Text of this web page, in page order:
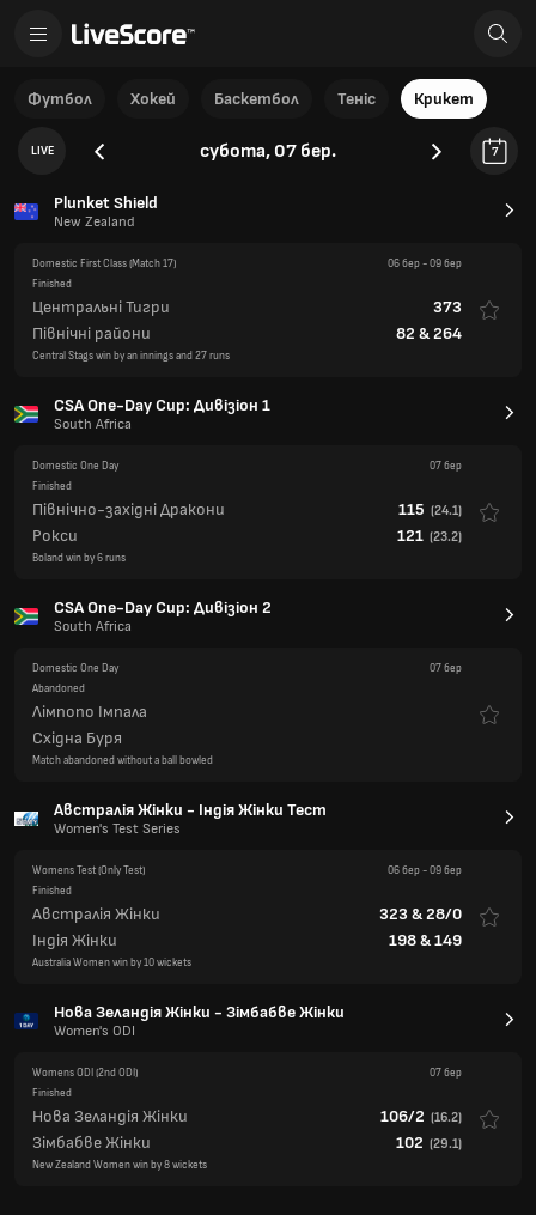
Футбол Хокей Баскетбол Теніс Крикет
LIVE субота, 07 бер. 7
Plunket Shield
New Zealand
Domestic First Class(Match 17) 06 бер-09 бер
Finished
Центральні Тигри
373
Північні райони
82 &264
Central Stags win by an innings and 27 runs
CSA One-Day Cup: Дивізіон 1
South Africa
Domestic One Day
07 бер
Finished
Північно-західні Дракони 115 (24.1)
Рокси 121 (23.2)
Boland win by 6 runs
CSA One-Day Cup: Дивізіон 2
South Africa
Domestic One Day
07 бер
Abandoned
Лімпопо Імпала
Східна Буря
Match abandoned without a ball bowled
Австралія Жінки - Індія Жінки Тест
Women's Test Series
Womens Test(Only Test) 06 бер-09 бер
Finished
Австралія Жінки 323 &28/0
Індія Жінки
198&149
Australia Women win by 10 wickets
Нова Зеландія Жінки - Зімбабве Жінки
Women's ODI
Womens ODI (2nd ODI)
07 бер
Finished
Нова Зеландія Жінки 106/2 (16.2)
Зімбабве Жінки 102 (29.1)
New Zealand Women win by 8 wickets